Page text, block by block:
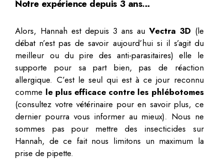
Notre expérience depuis 3 ans…
Alors, Hannah est depuis 3 ans auVectra 3D (le
débat n’est pas de savoir aujourd’hui si il s’agit du
meilleur ou du pire des anti-parasitaires) elle le
supporte pour sa part bien, pas de réaction
allergique. C’est le seul qui est à ce jour reconnu
comme le plus efficace contre les phlébotomes
(consultez votre vétérinaire pour en savoir plus, ce
dernier pourra vous informer au mieux). Nous ne
sommes pas pour mettre des insecticides sur
Hannah, de ce fait nous limitons un maximum la
prise de pipette.